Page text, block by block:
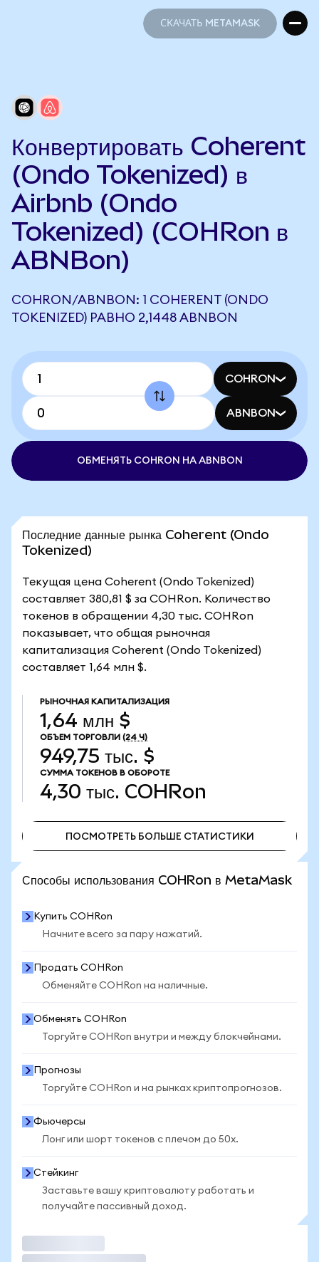
СКАЧАТЬ METAMASK
Конвертировать Coherent
(Ondo Tokenized) в
Airbnb (Ondo
Tokenized) (COHRon в
ABNBon)
COHRON/ABNBON: 1 COHERENT (ONDO
TOKENIZED) РАВНО 2,1448 ABNBON
COHRON
ABNBON
ОБМЕНЯТЬ COHRON НА ABNBON
Последние данные рынка Coherent (Ondo
Tokenized)
Текущая цена Coherent (Ondo Tokenized)
составляет 380,81 $ за COHRon. Количество
токенов в обращении 4,30 тыс. COHRon
показывает, что общая рыночная
капитализация Coherent (Ondo Tokenized)
составляет 1,64 млн $.
РЫНОЧНАЯ КАПИТАЛИЗАЦИЯ
1,64 млн $
ОБЪЕМ ТОРГОВЛИ (24 Ч)
949,75 тыс. $
СУММА ТОКЕНОВ В ОБОРОТЕ
4,30 тыс. COHRon
ПОСМОТРЕТЬ БОЛЬШЕ СТАТИСТИКИ
Способы использования COHRon в MetaMask
Купить COHRon
Начните всего за пару нажатий.
Продать COHRon
Обменяйте COHRon на наличные.
Обменять COHRon
Торгуйте COHRon внутри и между блокчейнами.
Прогнозы
Торгуйте COHRon и на рынках криптопрогнозов.
Фьючерсы
Лонг или шорт токенов с плечом до 50x.
Стейкинг
Заставьте вашу криптовалюту работать и
получайте пассивный доход.